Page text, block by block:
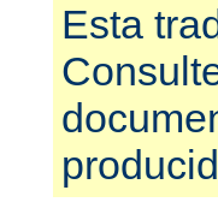
Esta